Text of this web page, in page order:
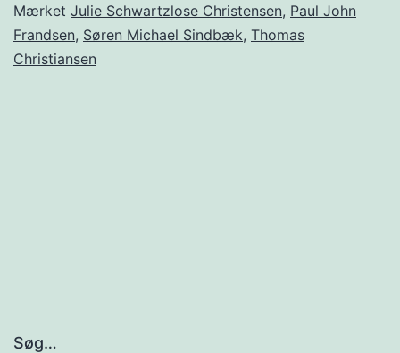
Mærket Julie Schwartzlose Christensen, Paul John
Frandsen, Søren Michael Sindbæk, Thomas
Christiansen
Søg…